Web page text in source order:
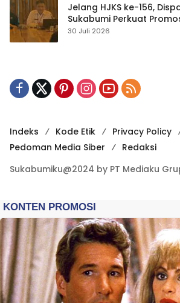
Jelang HJKS ke-156,
Sukabumi Perkuat
Publikasi Digital
30 Juli 2026
Indeks Kode Etik Privacy Policy
Pedoman Media Siber
Redaksi
Sukabumiku@2024 by PT Mediaku